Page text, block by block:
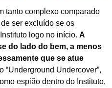
tanto complexo comparado
ser excluído se os
logo no início. A
do lado do bem, a menos
que se atue
“Underground Undercover”,
espião dentro do Instituto,